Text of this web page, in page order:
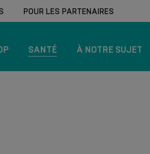
POUR LES PARTENAIRES
SANTÉ À NOTRE SUJET